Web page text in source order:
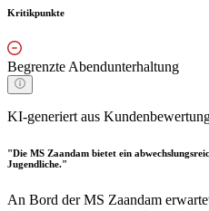
Kritikpunkte
Begrenzte Abendunterhaltung
KI-generiert aus
"Die MS Zaandam bietet ein
Jugendliche."
An Bord der MS Zaandam